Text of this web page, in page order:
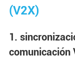
(V2X)
1.
comunicación